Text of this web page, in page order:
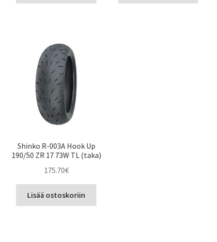
Shinko R-003A Hook Up
190/50 ZR 17 73W TL (taka)
175.70€
Lisää ostoskoriin